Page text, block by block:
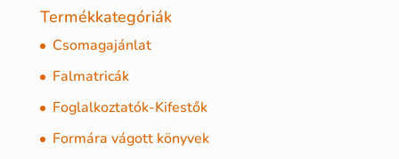
Termékkategóriák
Csomagajánlat
Falmatricák
Foglalkoztatók-Kifestők
Formára vágott könyvek